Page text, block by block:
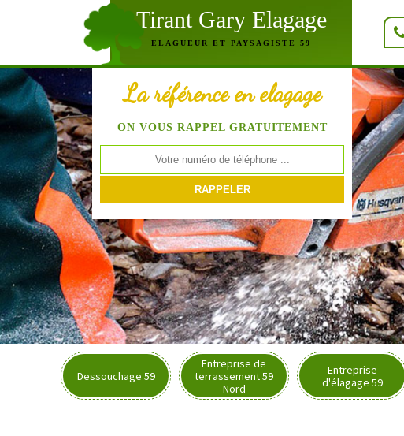
Tirant Gary Elagage
ELAGUEUR ET PAYSAGISTE 59
La référence en elagage
ON VOUS RAPPEL GRATUITEMENT
Dessouchage 59
Entreprise de
terrassement 59
Nord
Entreprise
d'élagage 59